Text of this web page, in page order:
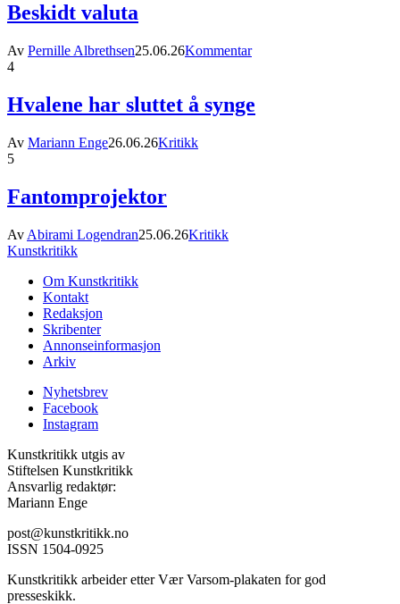
Beskidt valuta
Av Pernille Albrethsen25.06.26Kommentar
4
Hvalene har sluttet å synge
Av Mariann Enge26.06.26Kritikk
5
Fantomprojektor
Av Abirami Logendran25.06.26Kritikk
Kunstkritikk
Om Kunstkritikk
Kontakt
Redaksjon
Skribenter
Annonseinformasjon
Arkiv
Nyhetsbrev
Facebook
Instagram
Kunstkritikk utgis av
Stiftelsen Kunstkritikk
Ansvarlig redaktør:
Mariann Enge
post@kunstkritikk.no
ISSN 1504-0925
Kunstkritikk arbeider etter Vær Varsom-plakaten for god
presseskikk.